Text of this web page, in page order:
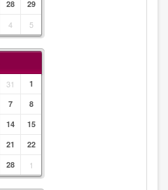
28
29
4 5
31
1
7
8
14
15
21
22
28 1